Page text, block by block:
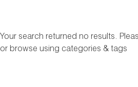
Your search returned no results.
or browse using categories & tags